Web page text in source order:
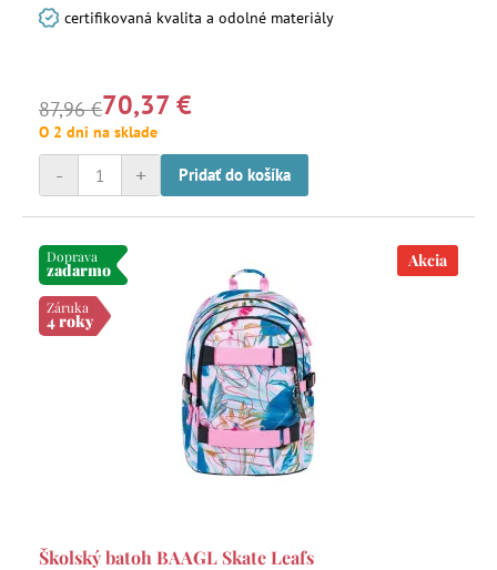
certifikovaná kvalita a odolné materiály
87,96 €70,37 €
O 2 dni na sklade
+
- Pridať do košíka
Doprava
zadarmo
Záruka
4 roky
Akcia
Školský batoh BAAGL Skate Leafs